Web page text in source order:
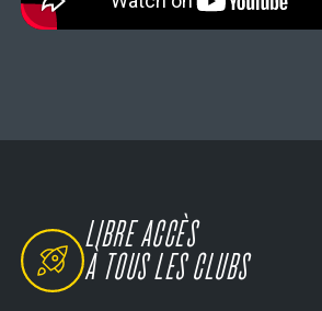
SVG
LIBRE ACCÈS
À TOUS LES CLUBS